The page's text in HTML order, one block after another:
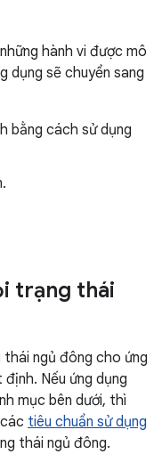
hành vi được mô
dụng sẽ chuyển sang
bằng cách sử dụng
trạng thái
ngủ đông cho ứng
Nếu ứng dụng
mục bên dưới, thì
tiêu chuẩn sử dụng
thái ngủ đông.